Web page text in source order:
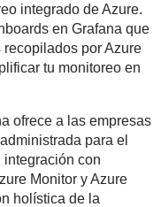
integrado de Azure.
en Grafana que
por Azure
tu monitoreo en
ofrece a las empresas
para el
integración con
Monitor y Azure
holística de la